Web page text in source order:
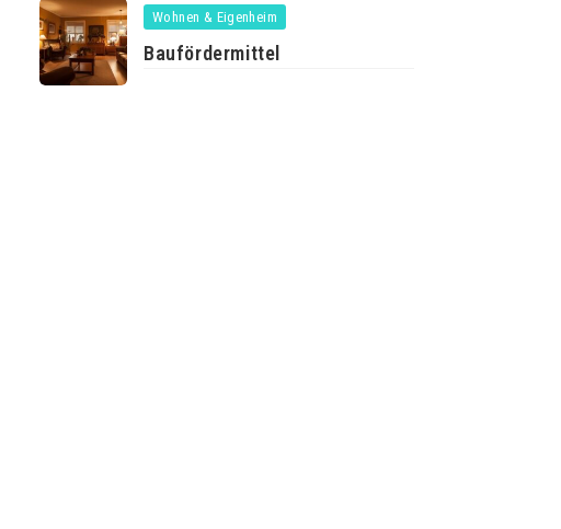
Wohnen & Eigenheim
Baufördermittel